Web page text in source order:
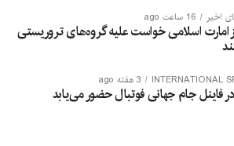
اخیر 16 ساعت ago
امارت اسلامی خواست علیه گروه‌های تروریستی
INTERNATIONAL 3 هفته ago
فاینل جام جهانی فوتبال حضور می‌یابد